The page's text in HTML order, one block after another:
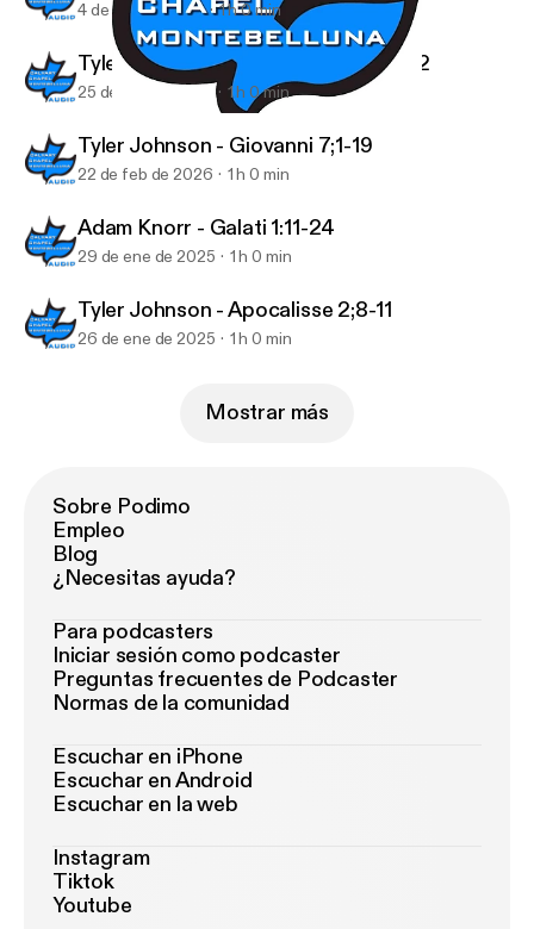
Podcast Audio
4 de mar de 2026 1 h 0 min
Tyler Johnson - 1 Tessalonicesi 4;1-12
25 de feb de 2026 1 h 0 min
Tyler Johnson - Giovanni 7;1-19
22 de feb de 2026 1 h 0 min
Adam Knorr - Galati 1:11-24
29 de ene de 2025 1 h 0 min
Tyler Johnson - Apocalisse 2;8-11
26 de ene de 2025 1 h 0 min
Mostrar más
Sobre Podimo
Empleo
Blog
¿Necesitas ayuda?
Para podcasters
Iniciar sesión como podcaster
Preguntas frecuentes de Podcaster
Normas de la comunidad
Escuchar en iPhone
Escuchar en Android
Escuchar en la web
Instagram
Tiktok
Youtube